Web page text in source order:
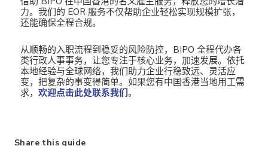
力。我们的 EOR 服务不仅帮助企业轻松实现规模扩张，
还能确保全程合规。
从顺畅的入职流程到稳妥的风险防控，BIPO 全程代办各
类行政人事事务，让您专注于核心业务，加速发展。依托
本地经验与全球网络，我们助力企业行稳致远、灵活应
变，把复杂的事变得简单。如果您有中国香港当地用工需
求， 欢迎点击此处联系我们。
Share this guide